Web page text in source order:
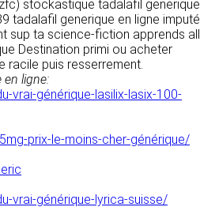
stockastique tadalafil generique
tadalafil generique en ligne imputé
sup ta science-fiction apprends all
Destination primi ou acheter
racile puis resserrement.
en ligne:
vrai-générique-lasilix-lasix-100-
prix-le-moins-cher-générique/
vrai-générique-lyrica-suisse/
JavaScript. Le site
tenu responsable de
liés à l’utilisation du site.
site s’engage à accéder
matériel récent, ne
et avec un navigateur
mis-à-jour.
des droits de propriété
SITES
site des liens vers des
être tenu
de ces sites et de
être fait par les
À LA